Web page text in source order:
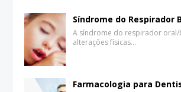
Síndrome do Respirador
A síndrome do respirador oral/
alterações físicas…
Farmacologia para